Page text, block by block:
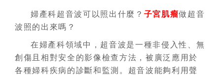
婦產科超音波可以照出什麼？ 子宮肌瘤做超音
波照的出來嗎？
在婦產科領域中，超音波是一種非侵入性、無
創傷且相對安全的影像檢查方法，被廣泛應用於
各種婦科疾病的診斷和監測。超音波能夠利用聲